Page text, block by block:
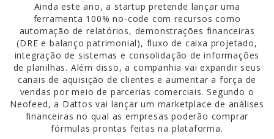
Ainda este ano, a startup pretende lançar uma
ferramenta 100% no-code com recursos como
automação de relatórios, demonstrações financeiras
(DRE e balanço patrimonial), fluxo de caixa projetado,
integração de sistemas e consolidação de informações
de planilhas. Além disso, a companhia vai expandir seus
canais de aquisição de clientes e aumentar a força de
vendas por meio de parcerias comerciais. Segundo o
Neofeed, a Dattos vai lançar um marketplace de análises
financeiras no qual as empresas poderão comprar
fórmulas prontas feitas na plataforma.